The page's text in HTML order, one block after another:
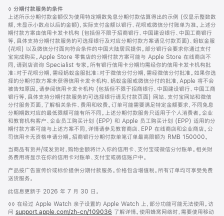
页
脚
脚
注
◊ 分期付款服务的条件
上述所示分期付款金额仅为使用特定期数免息分期付款估算得出的示例 (仅显示整数数
额，未显示小数点以后的金额)，实际支付金额以银行、花呗或微信分付账单为准。上述分
期付款方案由信用卡发卡机构 (包括但不限于招商银行、中国建设银行、中国工商银行
等，具体支持分期付款服务的可选择银行及对应分期付款方案请见付款页面)、蚂蚁金服
(花呗) 以及微信分付面向符合条件的中国大陆居民提供。部分银行会要求你通过支付
宝完成购买。Apple Store 零售店的分期付款方案可能与 Apple Store 在线商店不
同，请到店咨询 Specialist 专家。所有银行信用卡分期均需经你的信用卡发卡机构批
准；对于花呗分期，需经蚂蚁金服批准；对于微信分付分期，需经微信分付批准。如果你选
择的分期付款方案未获得信用卡发卡机构、蚂蚁金服或微信分付的批准，Apple 将不会
被告知原因。请参阅信用卡发卡机构 (包括但不限于招商银行、中国建设银行、中国工商
银行等，具体支持分期付款服务的可选择银行请见付款页面) 网站、支付宝网站和微信
分付服务页面，了解相关条件、费用和收费。订单可能需要满足特定金额要求，不同免息
分期期数对应的最低限额可能有所不同。上述分期付款服务只适用于个人消费者。企业
和教育机构客户、企业员工购买计划 (EPP) 和 Apple 员工购买计划 (EPP) 适用的分
期付款方案可能与上述方案不同，详情请参见教育商店、EPP 在线商店和企业商店。公
司信用卡无资格申请分期。招商银行分期付款单笔订单最高限额为 RMB 150000。
当商品有货并/或发货时，购物金额将计入你的信用卡、支付宝或微信分付账单。相关财
务费用将显示在你的信用卡对账单、支付宝或微信账户中。
产品按广告宣传价或标价提供分期付款服务。价格包含增值税。所有订单均可享受免费
送货服务。
此信息更新于 2026 年 7 月 30 日。
脚
注
◊◊ 在经过 Apple Watch 亲子设置的 Apple Watch 上，部分功能可能无法使用。访
问 support.apple.com/zh-cn/109036 (在
了解详情。使用蜂窝网络时，需要使用移动